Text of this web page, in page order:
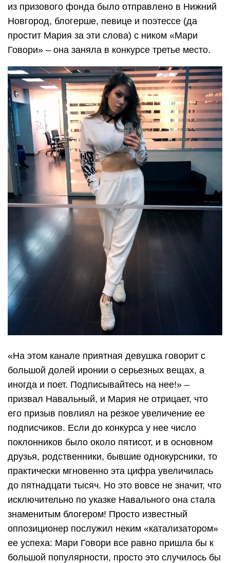
из призового фонда было отправлено в Нижний
Новгород, блогерше, певице и поэтессе (да
простит Мария за эти слова) с ником «Мари
Говори» – она заняла в конкурсе третье место.
«На этом канале приятная девушка говорит с
большой долей иронии о серьезных вещах, а
иногда и поет. Подписывайтесь на нее!» –
призвал Навальный, и Мария не отрицает, что
его призыв повлиял на резкое увеличение ее
подписчиков. Если до конкурса у нее число
поклонников было около пятисот, и в основном
друзья, родственники, бывшие однокурсники, то
практически мгновенно эта цифра увеличилась
до пятнадцати тысяч. Но это вовсе не значит, что
исключительно по указке Навального она стала
знаменитым блогером! Просто известный
оппозиционер послужил неким «катализатором»
ее успеха: Мари Говори все равно пришла бы к
большой популярности, просто это случилось бы